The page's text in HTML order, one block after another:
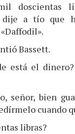
doscientas
dije a tío que
Bassett.
está el
señor, bien
cuando
libras?